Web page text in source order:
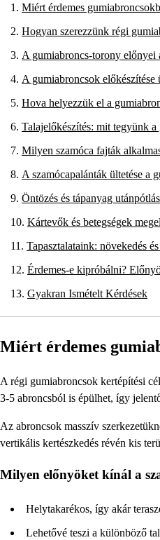
Miért érdemes
Hogyan szerezzünk régi
A gumiabroncs-torony előnyei
A gumiabroncsok előkészítése
Hova helyezzük el a
Talajelőkészítés: mit tegyünk
Milyen szamóca fajták
A szamócapalánták ültetése a
Öntözés és tápanyag
Kártevők és betegségek
Tapasztalataink: növekedés
Érdemes-e kipróbálni?
Gyakran Ismételt Kérdések
Miért érdemes
A régi gumiabroncsok kertépítési
3-5 abroncsból is épülhet, így
Az abroncsok masszív
vertikális kertészkedés révén kis
Milyen előnyöket kínál a
Helytakarékos, így akár
Lehetővé teszi a különböző